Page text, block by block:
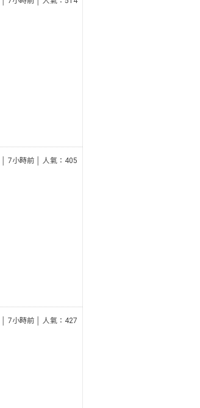
│ 7小時前 │ 人氣：405
│ 7小時前 │ 人氣：427